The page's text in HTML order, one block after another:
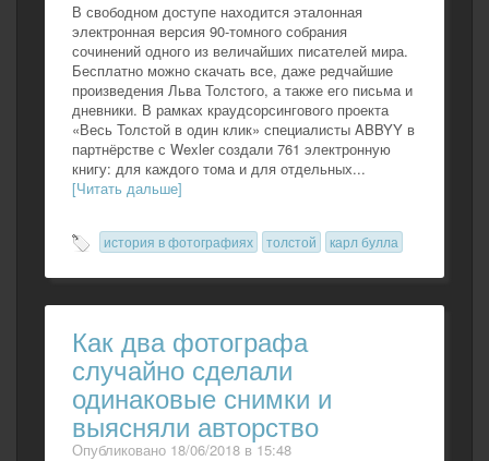
В свободном доступе находится эталонная
электронная версия 90-томного собрания
сочинений одного из величайших писателей мира.
Бесплатно можно скачать все, даже редчайшие
произведения Льва Толстого, а также его письма и
дневники. В рамках краудсорсингового проекта
«Весь Толстой в один клик» специалисты ABBYY в
партнёрстве с Wexler создали 761 электронную
книгу: для каждого тома и для отдельных...
[Читать дальше]
история в фотографиях толстой карл булла
Как два фотографа
случайно сделали
одинаковые снимки и
выясняли авторство
Опубликовано 18/06/2018 в 15:48